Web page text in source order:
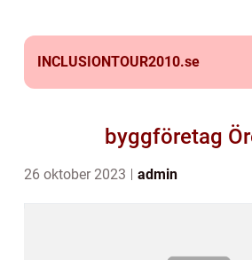
INCLUSIONTOUR2010.se
byggföretag
26 oktober 2023 admin